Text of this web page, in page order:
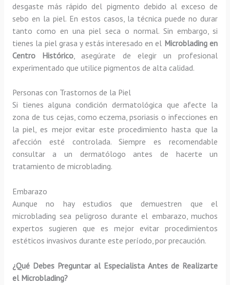
desgaste más rápido del pigmento debido al exceso de
sebo en la piel. En estos casos, la técnica puede no durar
tanto como en una piel seca o normal. Sin embargo, si
tienes la piel grasa y estás interesado en el Microblading en
Centro Histórico , asegúrate de elegir un profesional
experimentado que utilice pigmentos de alta calidad.
Personas con Trastornos de la Piel
Si tienes alguna condición dermatológica que afecte la
zona de tus cejas, como eczema, psoriasis o infecciones en
la piel, es mejor evitar este procedimiento hasta que la
afección esté controlada. Siempre es recomendable
consultar a un dermatólogo antes de hacerte un
tratamiento de microblading.
Embarazo
Aunque no hay estudios que demuestren que el
microblading sea peligroso durante el embarazo, muchos
expertos sugieren que es mejor evitar procedimientos
estéticos invasivos durante este período, por precaución.
¿Qué Debes Preguntar al Especialista Antes de Realizarte
el Microblading?